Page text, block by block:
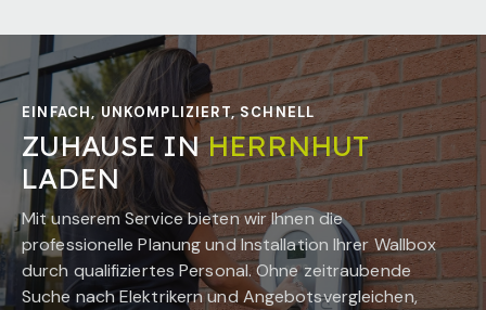
EINFACH, UNKOMPLIZIERT, SCHNELL
ZUHAUSE INHERRNHUT
LADEN
Mit unserem Service bieten wir Ihnen die
professionelle Planung und Installation Ihrer Wallbox
durch qualifiziertes Personal. Ohne zeitraubende
Suche nach Elektrikern und Angebotsvergleichen,